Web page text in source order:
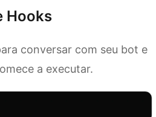
Hooks
conversar com seu bot e
a executar.